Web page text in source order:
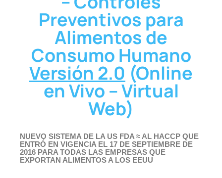
Preventivos para
Alimentos de
Consumo Humano
Versión 2.0 (Online
en Vivo – Virtual
Web)
NUEVO SISTEMA DE LA US FDA ≈ AL HACCP QUE
ENTRÓ EN VIGENCIA EL 17 DE SEPTIEMBRE DE
2016 PARA TODAS LAS EMPRESAS QUE
EXPORTAN ALIMENTOS A LOS EEUU